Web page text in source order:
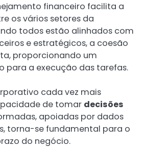
financeiro facilita a
os vários setores da
todos estão alinhados com
e estratégicos, a coesão
proporcionando um
para a execução das tarefas.
cada vez mais
de tomar decisões
apoiadas por dados
torna-se fundamental para o
do negócio.